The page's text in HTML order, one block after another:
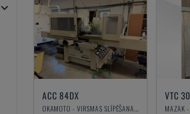
ACC 84DX
OKAMOTO - VIRSMAS SLĪPĒŠANAS IEKĀRTA
VTC